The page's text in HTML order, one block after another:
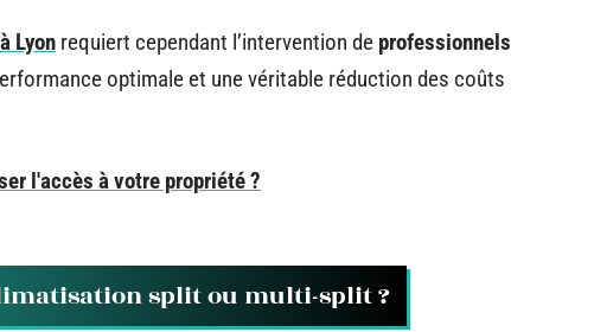
Lyon requiert cependant l’intervention de professionnels
optimale et une véritable réduction des coûts
l'accès à votre propriété ?
split ou multi-split ?